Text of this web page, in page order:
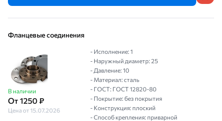
Фланцевые соединения
В наличии
От 1250 ₽
Цена от 15.07.2026
- Исполнение: 1
- Наружный диаметр: 25
- Давление: 10
- Материал: сталь
- ГОСТ: ГОСТ 12820-80
- Покрытие: без покрытия
- Конструкция: плоский
- Способ крепления: приварной